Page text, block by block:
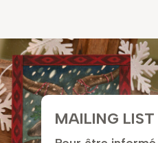
MAILING LIST